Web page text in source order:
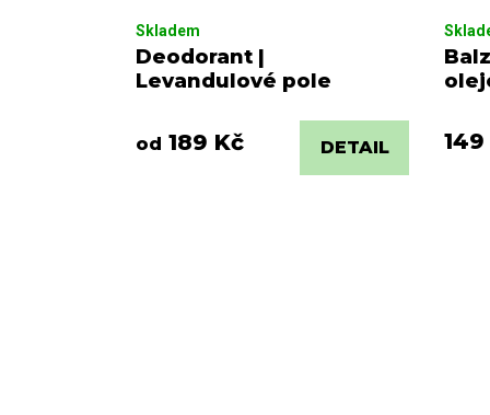
Deodorant |
Levandulové pole
Skladem
od 189 Kč DETAIL